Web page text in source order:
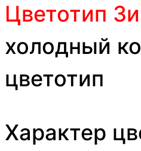
Цветотип
холодный
цветотип
Характер